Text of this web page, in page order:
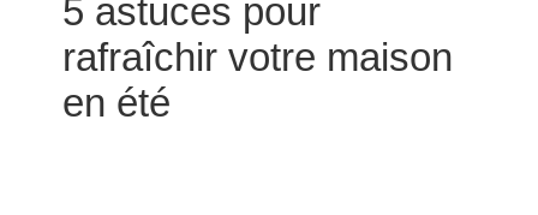
5 astuces pour
rafraîchir votre maison
en été